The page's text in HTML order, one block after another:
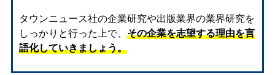
タウンニュース社の企業研究や出版業界の業界研究を
しっかりと行った上で、 その企業を志望する理由を言
語化していきましょう。